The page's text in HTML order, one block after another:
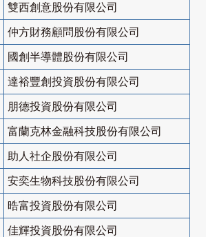
雙西創意股份有限公司
仲方財務顧問股份有限公司
國創半導體股份有限公司
達裕豐創投資股份有限公司
朋德投資股份有限公司
富蘭克林金融科技股份有限公司
助人社企股份有限公司
安奕生物科技股份有限公司
晧富投資股份有限公司
佳輝投資股份有限公司